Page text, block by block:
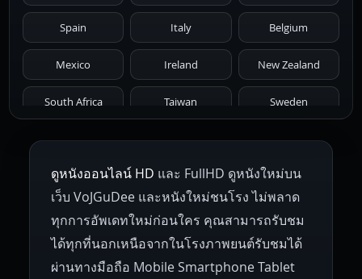
1971 1970 1969 1968 1967
1966 1965 1964 1963 1962
1959 1955
1945 1942 1941 1940 1939
1938 1937 1930 1928 1916
Spain Italy Belgium
Mexico Ireland New Zealand
South Africa Taiwan Sweden
Netherlands Russia Poland
Hungary Denmark Bulgaria
Czech Republic Brazil Turkey
ดูหนังออนไลน์ HD และ FullHD ดูหนังใหม่บน
เว็บ VoJGuDee และหนังใหม่ชนโรง ไม่พลาด
ทุกการอัพเดทใหม่ก่อนใคร คุณสามารถรับชม
ได้ทุกที่นอกเหนือจากในโรงภาพยนต์รับชมได้
ผ่านทางมือถือ Mobile Smartphone Tablet